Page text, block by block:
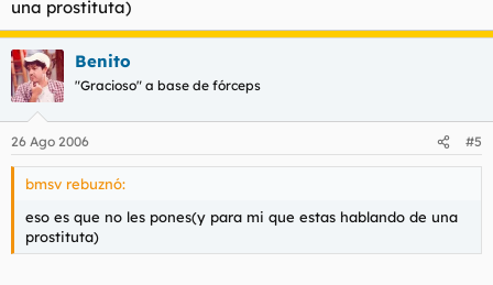
una prostituta)
Benito
"Gracioso" a base de fórceps
26 Ago 2006 #5
bmsv rebuznó:
eso es que no les pones(y para mi que estas hablando de una
prostituta)